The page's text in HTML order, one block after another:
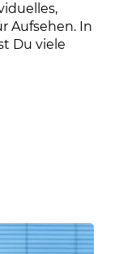
Aufsehen. In
Du viele